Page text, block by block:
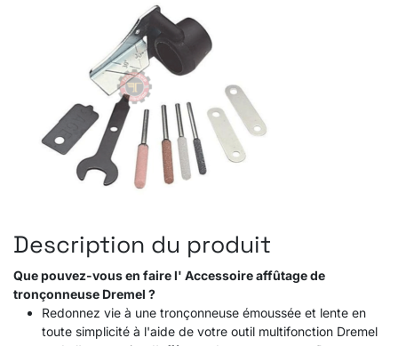
Description du produit
Que pouvez-vous en faire l' Accessoire affûtage de
tronçonneuse Dremel ?
Redonnez vie à une tronçonneuse émoussée et lente en
toute simplicité à l'aide de votre outil multifonction Dremel